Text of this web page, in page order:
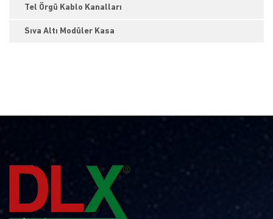
Tel Örgü Kablo Kanalları
Sıva Altı Modüler Kasa